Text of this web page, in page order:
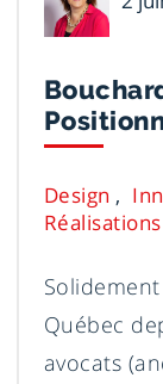
Design
Réalisations
Québec
avocats